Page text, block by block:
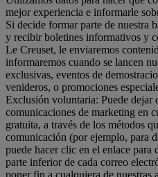
mejor experiencia e informarle
Si decide formar parte de nuestra
y recibir boletines informativos y
Le Creuset, le enviaremos
informaremos cuando se lancen
exclusivas, eventos de
venideros, o promociones
Exclusión voluntaria: Puede dejar
comunicaciones de marketing en
gratuita, a través de los métodos
comunicación (por ejemplo, para
puede hacer clic en el enlace para
parte inferior de cada correo
poner fin a cualquiera de nuestras